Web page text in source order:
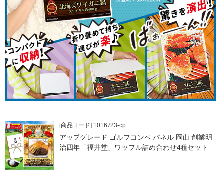
[商品コード] 1016723-cp
アップグレード ゴルフコンペ パネル 岡山 創業明
治四年「福井堂」ワッフル詰め合わせ4種セット